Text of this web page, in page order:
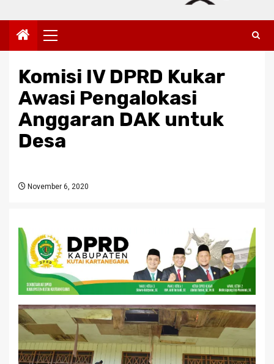
Primary
Menu
Komisi IV DPRD Kukar
Awasi Pengalokasi
Anggaran DAK untuk
Desa
November 6, 2020